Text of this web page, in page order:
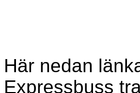
Här nedan
Expressbuss